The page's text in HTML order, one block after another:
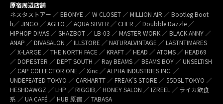
原宿周辺店舗
ネスタストアー ／ EBONYE ／ W CLOSET ／ MILLION AIR ／ Bootleg Boot
h／ JINGO ／ AGITO ／ AQUA SILVER ／ CHER ／ Doubble Dazzle ／
HIPHOP DIVAS ／ SHAZBOT ／ LB-03 ／ MASTER WORK ／ BLACK ANNY ／
ANAP ／ DIVASALON ／ ILLSTORE ／ NATURALVINTAGE ／ LASTNTIMARES
／ X-LARGE ／ THE NORTH FACE ／ KRAFT ／ HEAD ／ ATOMS ／ HEAD69
／ DOPESTER ／ DEPT SOUTH ／ Ray BEAMS ／ BEAMS BOY ／ UNSELTISH
／ CAP COLLECTOR ONE ／ Xinc ／ ALPHA INDUSTRIES INC. ／
UNDEFEATED TOKYO ／ CARHARTT ／ FREAK’S STORE ／ 55DSL TOKYO ／
HESHDAWGZ ／ LHP ／ RIGGIB／ HONEY SALON ／ IZREEL ／ ライカ飲食
系 ／ UA CAFÉ ／ HUB 原宿 ／ TABASA